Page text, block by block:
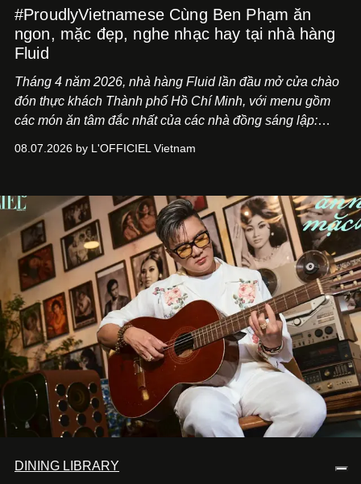
#ProudlyVietnamese Cùng Ben Phạm ăn
ngon, mặc đẹp, nghe nhạc hay tại nhà hàng
Fluid
Tháng 4 năm 2026, nhà hàng Fluid lần đầu mở cửa chào
đón thực khách Thành phố Hồ Chí Minh, với menu gồm
các món ăn tâm đắc nhất của các nhà đồng sáng lập:
món ăn đa dạng từ Á đến Âu nhanh chóng được yêu thích
mang đến niềm vui cho thực khách.
08.07.2026 by L'OFFICIEL Vietnam
DINING LIBRARY